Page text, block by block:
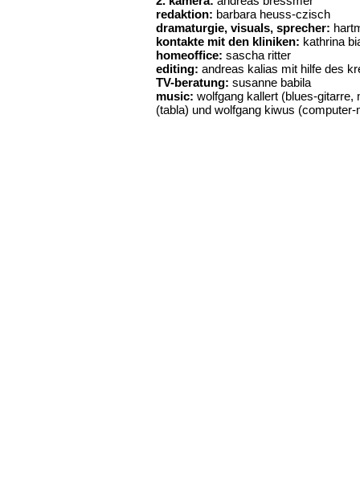
redaktion: barbara heuss-czisch
dramaturgie, visuals, sprecher:
kontakte mit den kliniken: kathrina
homeoffice: sascha ritter
editing: andreas kalias mit hilfe des
TV-beratung: susanne babila
music: wolfgang kallert (blues-
(tabla) und wolfgang kiwus